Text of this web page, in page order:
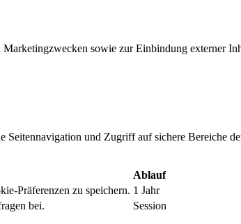
sowie zur Einbindung externer
und Zugriff auf sichere Bereiche
Ablauf
Präferenzen zu speichern. 1 Jahr
bei. Session